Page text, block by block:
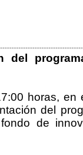
del
horas,
del
de